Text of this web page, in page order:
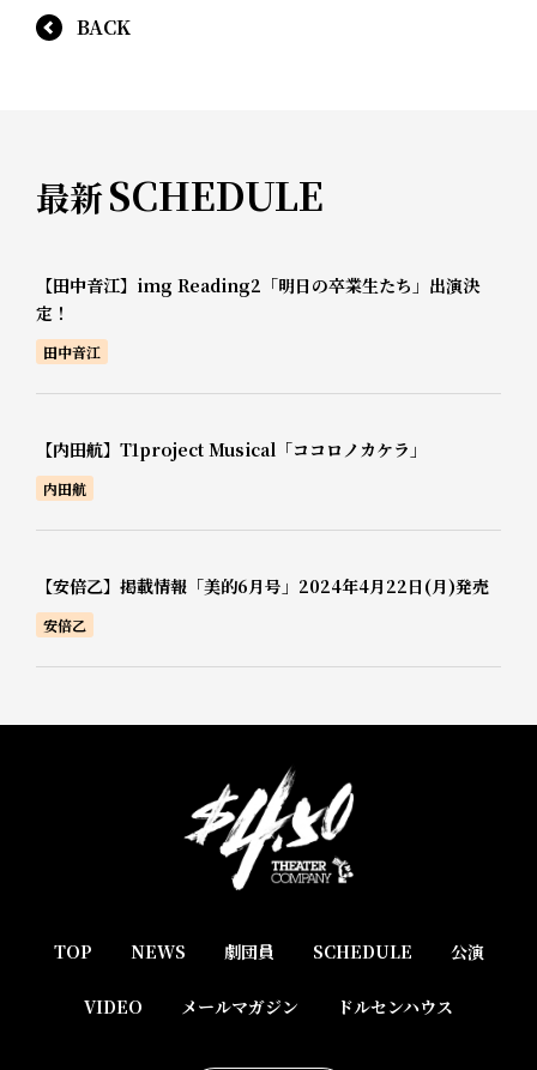
BACK
最新SCHEDULE
【田中音江】img Reading2「明日の卒業生たち」出演決
定！
田中音江
【内田航】T1project Musical「ココロノカケラ」
内田航
【安倍乙】掲載情報「美的6月号」2024年4月22日(月)発売
安倍乙
TOP NEWS 劇団員 SCHEDULE 公演
VIDEO メールマガジン ドルセンハウス